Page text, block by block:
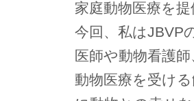
家庭動物医療を
今回、私はJBVP
医師や動物看護
動物医療を受け